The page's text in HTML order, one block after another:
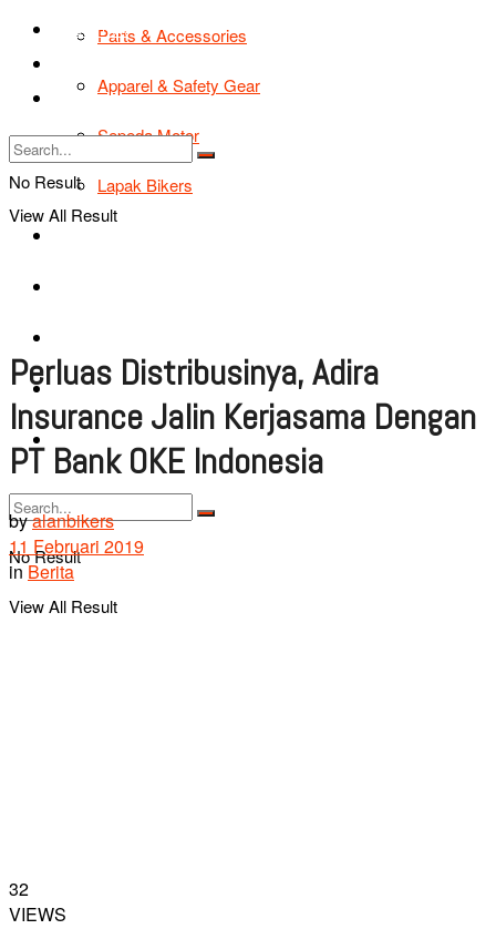
Parts & Accessories
Apparel & Safety Gear
Sepeda Motor
Lapak Bikers
Bikers Cars
No Result
View All Result
TIPS & TRIK
Tentang Kami
No Result
View All Result
Perluas Distribusinya, Adira
Insurance Jalin Kerjasama Dengan
PT Bank OKE Indonesia
byalanbikers
11 Februari 2019
in Berita
32
VIEWS